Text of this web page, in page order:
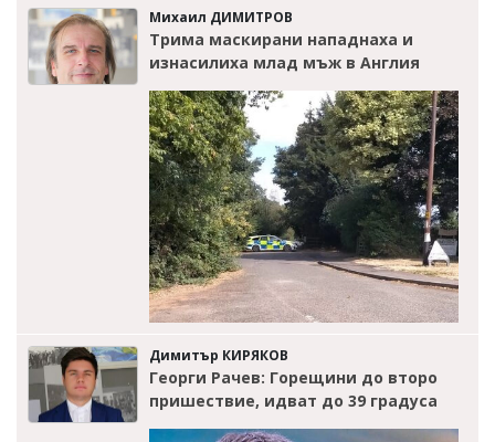
Михаил ДИМИТРОВ
Трима маскирани нападнаха и
изнасилиха млад мъж в Англия
Димитър КИРЯКОВ
Георги Рачев: Горещини до второ
пришествие, идват до 39 градуса